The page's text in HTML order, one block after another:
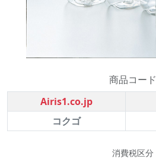
商品コード
Airis1.co.jp
コクゴ
消費税区分